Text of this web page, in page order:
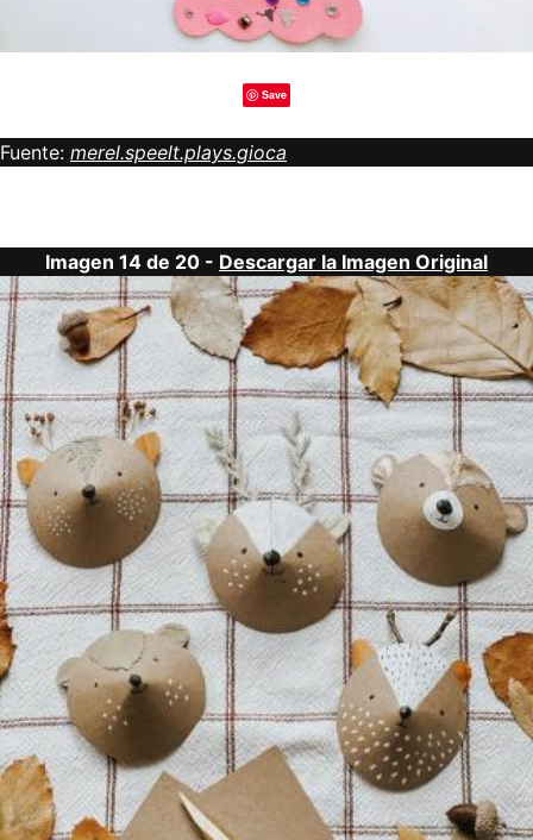
Save
Fuente: merel.speelt.plays.gioca
Imagen 14 de 20 - Descargar la Imagen Original